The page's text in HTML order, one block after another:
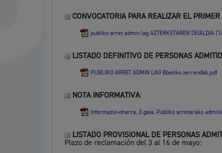
CONVOCATORIA PARA REALIZAR EL
publiko arret admin lag AZTERKETAREN DEIALDIA
LISTADO DEFINITIVO DE PERSONAS
PUBLIKO ARRET ADMIN LAG Bbetiko zerrendak.pdf
NOTA INFORMATIVA:
Informazio-oharra. 3 gaia. Publiko arretarako
LISTADO PROVISIONAL DE PERSONAS
Plazo de reclamación del 3 al 16 de mayo: